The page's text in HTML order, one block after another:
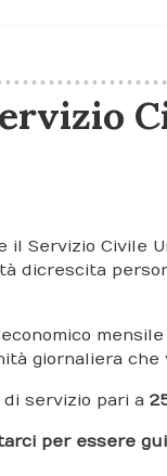
il Servizio Civile
di crescita
giornaliera che
servizio pari a
per essere